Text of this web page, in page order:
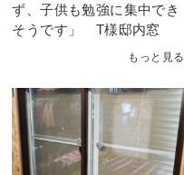
ず、子供も勉強に集中でき
そうです」 T様邸内窓
もっと見る